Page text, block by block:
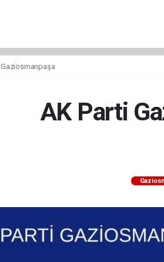
Gaziosmanpaşa
AK Parti